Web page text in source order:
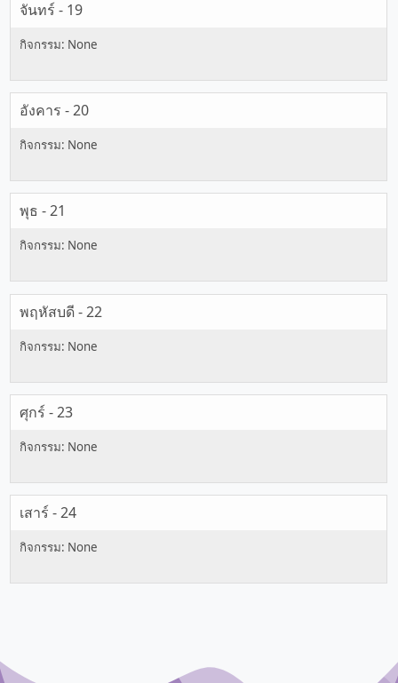
จันทร์ - 19
อังคาร - 20
พุธ - 21
พฤหัสบดี - 22
ศุกร์ - 23
เสาร์ - 24